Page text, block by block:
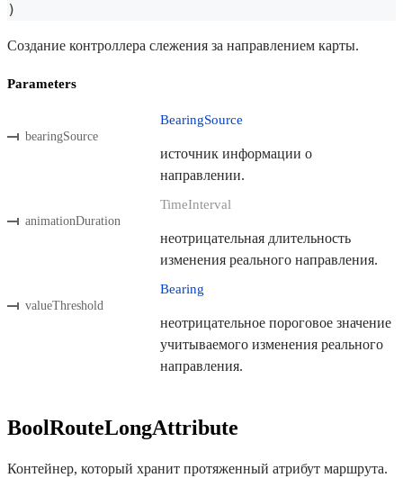
)
Создание контроллера слежения за направлением карты.
Parameters
bearingSource
BearingSource
источник информации о
направлении.
animationDuration
TimeInterval
неотрицательная длительность
изменения реального направления.
valueThreshold
Bearing
неотрицательное пороговое значение
учитываемого изменения реального
направления.
BoolRouteLongAttribute
Контейнер, который хранит протяженный атрибут маршрута.